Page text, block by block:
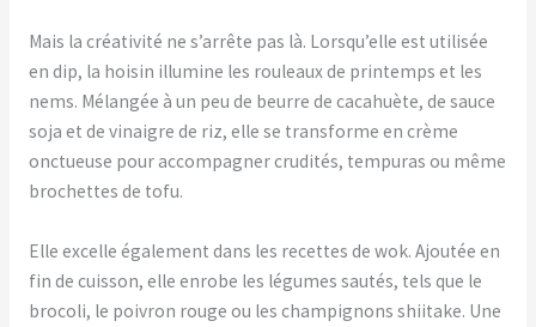
Mais la créativité ne s’arrête pas là. Lorsqu’elle est utilisée
en dip, la hoisin illumine les rouleaux de printemps et les
nems. Mélangée à un peu de beurre de cacahuète, de sauce
soja et de vinaigre de riz, elle se transforme en crème
onctueuse pour accompagner crudités, tempuras ou même
brochettes de tofu.
Elle excelle également dans les recettes de wok. Ajoutée en
fin de cuisson, elle enrobe les légumes sautés, tels que le
brocoli, le poivron rouge ou les champignons shiitake. Une